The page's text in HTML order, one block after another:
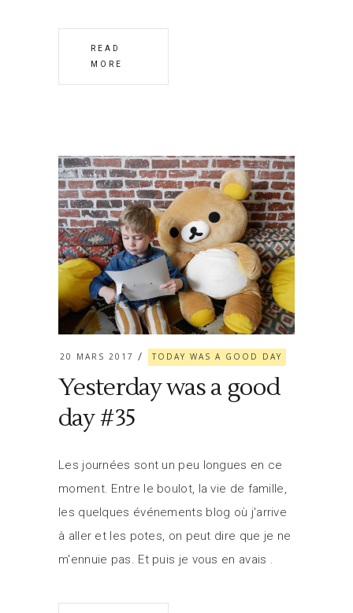
READ
MORE
20 MARS 2017 TODAY WAS A GOOD DAY
Yesterday was a good
day #35
Les journées sont un peu longues en ce
moment. Entre le boulot, la vie de famille,
les quelques événements blog où j'arrive
à aller et les potes, on peut dire que je ne
m'ennuie pas. Et puis je vous en avais